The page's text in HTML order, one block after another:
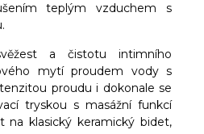
teplým vzduchem s
a čistotu intimního
mytí proudem vody s
proudu i dokonale se
tryskou s masážní funkcí
na klasický keramický bidet,